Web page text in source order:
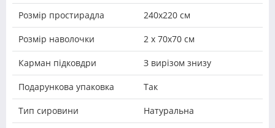
Розмір простирадла 240х220 см
Розмір наволочки 2 х 70х70 см
Карман підковдри З вирізом знизу
Подарункова упаковка Так
Тип сировини Натуральна